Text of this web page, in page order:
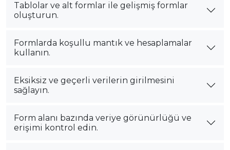
Tablolar ve alt formlar ile gelişmiş formlar
oluşturun.
Formlarda koşullu mantık ve hesaplamalar
kullanın.
Eksiksiz ve geçerli verilerin girilmesini
sağlayın.
Form alanı bazında veriye görünürlüğü ve
erişimi kontrol edin.